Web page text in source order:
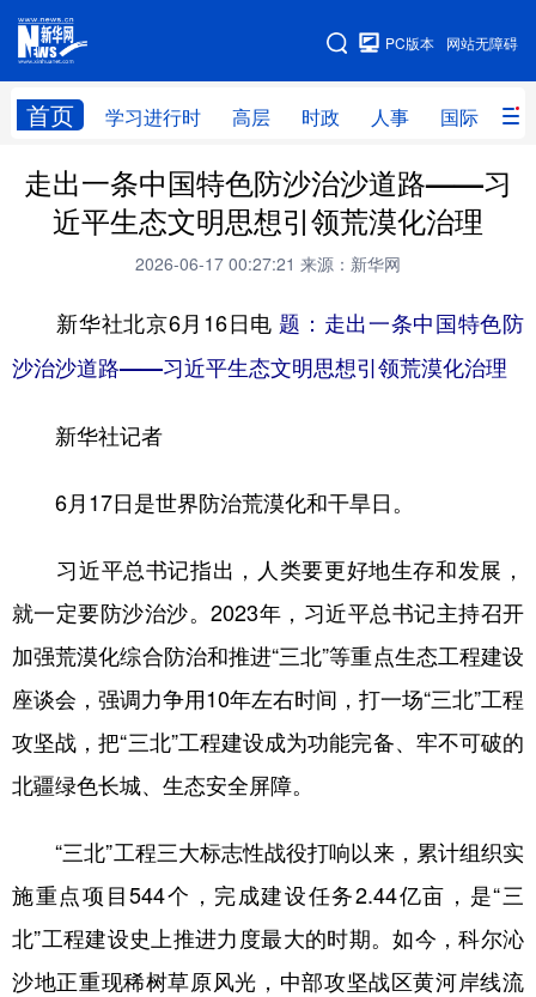
网站无障碍
PC版本
首页 学习进行时 高层 时政 人事 国际 财
网站地图
学习进行时 高层 时政 人事
国际 财经 网评 港澳
全球连线
科技 科创 量子 体育
文化 书画 健康 军事
访谈
学术中国 乡村振兴 银龄 溯源中国
城市 能源 会展
公益 一带一路 亚太网 上市公司
文化产业
北京 天津 河北 山西
辽宁 吉林 上海 江苏
走出一条中国特色防沙治沙道路——习
近平生态文明思想引领荒漠化治理
2026-06-17 00:27:21 来源：新华网
新华社北京6月16日电 题：走出一条中国特色防
沙治沙道路——习近平生态文明思想引领荒漠化治理
新华社记者
6月17日是世界防治荒漠化和干旱日。
习近平总书记指出，人类要更好地生存和发展，
就一定要防沙治沙。2023年，习近平总书记主持召开
加强荒漠化综合防治和推进“三北”等重点生态工程建设
座谈会，强调力争用10年左右时间，打一场“三北”工程
攻坚战，把“三北”工程建设成为功能完备、牢不可破的
北疆绿色长城、生态安全屏障。
“三北”工程三大标志性战役打响以来，累计组织实
施重点项目544个，完成建设任务2.44亿亩，是“三
北”工程建设史上推进力度最大的时期。如今，科尔沁
沙地正重现稀树草原风光，中部攻坚战区黄河岸线流